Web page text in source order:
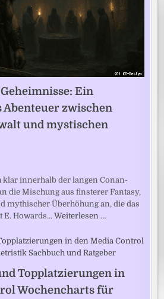
Ein
zwischen
und mystischen
klar innerhalb der langen Conan-
die Mischung aus finsterer Fantasy,
mythischer Überhöhung an, die das
E. Howards…Weiterlesen …
Topplatzierungen in
Wochencharts für